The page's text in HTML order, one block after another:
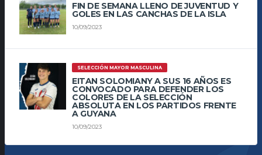
FIN DE SEMANA LLENO DE JUVENTUD Y
GOLES EN LAS CANCHAS DE LA ISLA
10/09/2023
SELECCIÓN MAYOR MASCULINA
EITAN SOLOMIANY A SUS 16 AÑOS ES
CONVOCADO PARA DEFENDER LOS
COLORES DE LA SELECCIÓN
ABSOLUTA EN LOS PARTIDOS FRENTE
A GUYANA
10/09/2023